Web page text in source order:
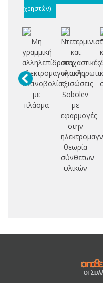
χρηστών)
Μη
γραμμική
αλληλεπίδραση
ηλεκτρομαγνητικής
ακτινοβολίας
με
πλάσμα
και
στοχαστικές
εξισώσεις
Sobolev
με
εφαρμογές
στην
θεωρία
σύνθετων
υλικών